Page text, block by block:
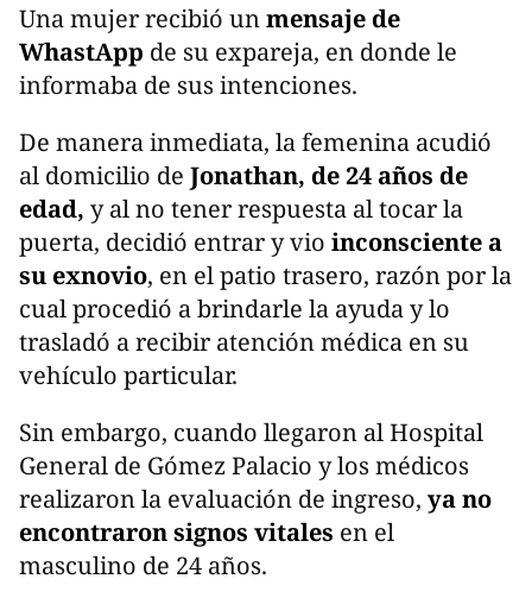
Una mujer recibió unmensaje de
WhastApp de su expareja, en donde le
informaba de sus intenciones.
De manera inmediata, la femenina acudió
al domicilio de Jonathan, de 24 años de
edad, y al no tener respuesta al tocar la
puerta, decidió entrar y vio inconsciente a
su exnovio, en el patio trasero, razón por la
cual procedió a brindarle la ayuda y lo
trasladó a recibir atención médica en su
vehículo particular.
Sin embargo, cuando llegaron al Hospital
General de Gómez Palacio y los médicos
realizaron la evaluación de ingreso, ya no
encontraron signos vitales en el
masculino de 24 años.